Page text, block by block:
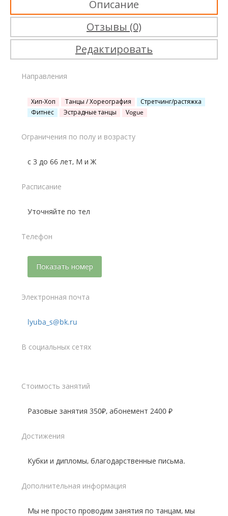
Описание
Отзывы (0)
Редактировать
Направления
Хип-Хоп Танцы / Хореография
Стретчинг/растяжка
Фитнес
Эстрадные танцы Vogue
Ограничения по полу и возрасту
с 3 до 66 лет, М и Ж
Расписание
Уточняйте по тел
Телефон
Показать номер
Электронная почта
lyuba_s@bk.ru
В социальных сетях
Стоимость занятий
Разовые занятия 350₽, абонемент 2400 ₽
Достижения
Кубки и дипломы, благодарственные письма.
Дополнительная информация
Мы не просто проводим занятия по танцам, мы